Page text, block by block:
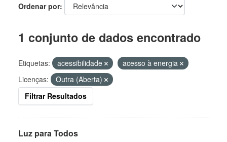
Ordenar por
1 conjunto de dados encontrado
Etiquetas: acessibilidade
acesso à energia
Licenças:
Outra (Aberta)
Filtrar Resultados
Luz para Todos